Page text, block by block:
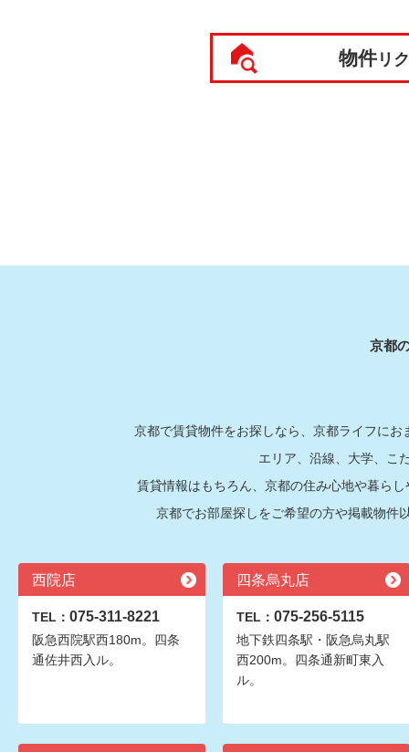
物件リ
京都
京都で賃貸物件をお探しなら、京都ライフに
エリア、沿線、大学、こ
賃貸情報はもちろん、京都の住み心地や暮ら
京都でお部屋探しをご希望の方や掲載物件
西院店
TEL： 075-311-8221
阪急西院駅西180m。四条
通佐井西入ル。
四条烏丸店
TEL： 075-256-5115
地下鉄四条駅・阪急烏丸駅
西200m。四条通新町東入
ル。